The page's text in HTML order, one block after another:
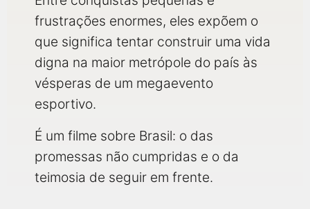
frustrações enormes, eles expõem o
que significa tentar construir uma vida
digna na maior metrópole do país às
vésperas de um megaevento
esportivo.
É um filme sobre Brasil: o das
promessas não cumpridas e o da
teimosia de seguir em frente.